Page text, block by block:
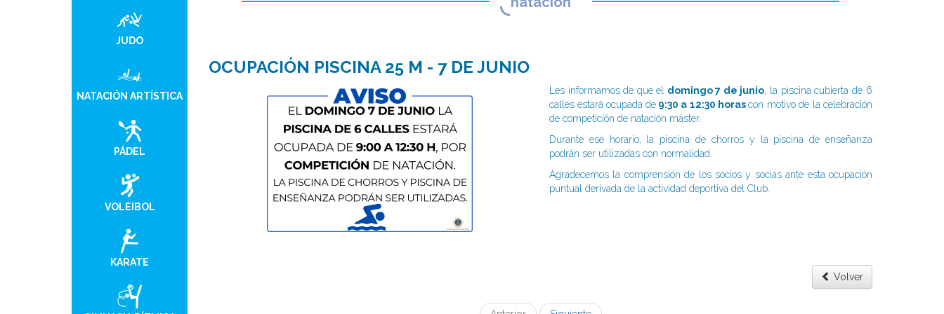
JUDO
NATACIÓN ARTÍSTICA
PÁDEL
VOLEIBOL
KARATE
OCUPACIÓN PISCINA 25 M - 7 DE JUNIO
Les informamos de que el domingo 7 de junio, la piscina cubierta de 6
calles estará ocupada de 9:30 a 12:30 horascon motivo de la celebración
de competición de natación máster.
Durante ese horario, la piscina de chorros y la piscina de enseñanza
podrán ser utilizadas con normalidad.
Agradecemos la comprensión de los socios y socias ante esta ocupación
puntual derivada de la actividad deportiva del Club.
Volver